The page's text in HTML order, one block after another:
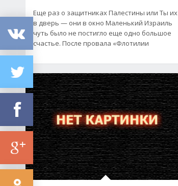
Еще раз о защитниках Палестины или Ты их
в дверь — они в окно Маленький Израиль
чуть было не постигло еще одно большое
счастье. После провала «Флотилии